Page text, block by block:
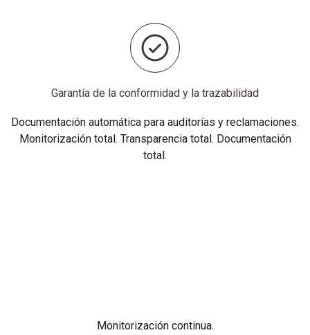
Garantía de la conformidad y la trazabilidad
Documentación automática para auditorías y reclamaciones.
Monitorización total. Transparencia total. Documentación
total.
Monitorización continua.